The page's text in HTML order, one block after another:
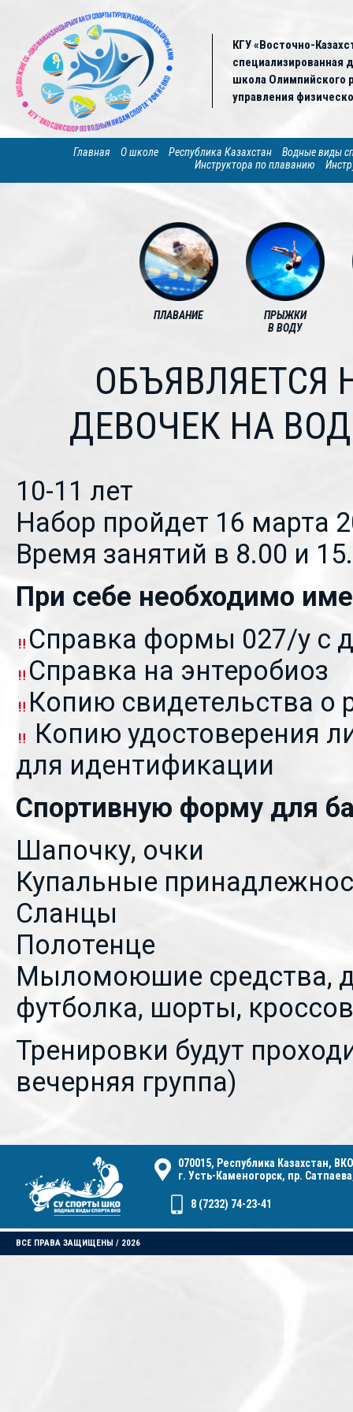
КГУ «Восточно-
специализированная
школа Олимпийского
управления
Главная О школе Республика Казахстан
Водные виды
Инструктора по плаванию
ПЛАВАНИЕ
ПРЫЖКИ
В ВОДУ
ОБЪЯВЛЯЕТСЯ
ДЕВОЧЕК НА
10-11 лет
Набор пройдет 16 марта
Время занятий в 8.00 и
При себе необходимо
Справка формы 027/у с
Справка на энтеробиоз
Копию свидетельства
Копию удостоверения
для идентификации
Спортивную форму для
Шапочку, очки
Купальные
Сланцы
Полотенце
Мыломоюшие средства,
футболка, шорты,
Тренировки будут
вечерняя группа)
070015, Республика Казахстан,
г. Усть-Каменогорск, пр.
8 (7232) 74-23-41
ВСЕ ПРАВА ЗАЩИЩЕНЫ / 2026